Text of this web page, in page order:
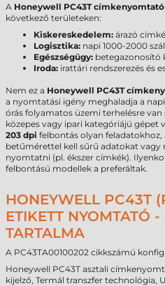
A Honeywell PC43T címkenyomtató
következő területeken:
Kiskereskedelem: árazó
Logisztika: napi 1000-2000
Egészségügy: betegazonosító
Iroda: irattári rendszerezés és
Nem ez a Honeywell PC43T
a nyomtatási igény meghaladja a
órás folyamatos üzemi terhelésre
közepes vagy ipari kategóriájú gépet
203 dpi felbontás olyan
betűmérettel kell sűrű adatokat vagy
nyomtatni (pl. ékszer címkék).
felbontású modellek a preferáltak.
HONEYWELL PC43T
ETIKETT NYOMTATÓ
TARTALMA
A PC43TA00100202 cikkszámú
Honeywell PC43T asztali
kijelző, Termál transzfer technológia,